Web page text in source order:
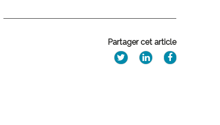
Partager cet article